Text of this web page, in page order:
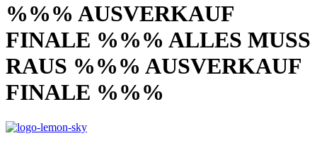
%%% AUSVERKAUF
FINALE %%% ALLES MUSS
RAUS %%% AUSVERKAUF
FINALE %%%